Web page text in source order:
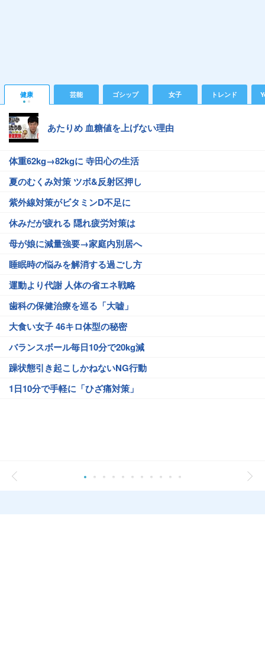
健康 芸能 ゴシップ 女子 トレンド
あたりめ 血糖値を上げない理由
体重62kg→82kgに 寺田心の生活
夏のむくみ対策 ツボ&反射区押し
紫外線対策がビタミンD不足に
休みだが疲れる 隠れ疲労対策は
母が娘に減量強要→家庭内別居へ
睡眠時の悩みを解消する過ごし方
運動より代謝 人体の省エネ戦略
歯科の保健治療を巡る「大嘘」
大食い女子 46キロ体型の秘密
バランスボール毎日10分で20kg減
躁状態引き起こしかねないNG行動
1日10分で手軽に「ひざ痛対策」